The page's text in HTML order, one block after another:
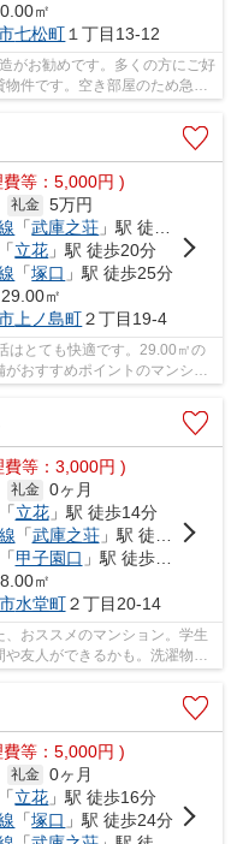
㎡
七松町１丁目13-12
がお勧めです。多くの方にご好
件です。空き部屋のため急な
等：5,000円 )
礼金 5万円
「武庫之荘 」駅 徒歩15分
「立花 」駅 徒歩20分
「塚口 」駅 徒歩25分
㎡
上ノ島町２丁目19-4
はとても快適です。29.00㎡の
おすすめポイントのマンショ
費等：3,000円 )
礼金 0ヶ月
「立花」駅 徒歩14分
「武庫之荘」駅 徒歩16分
「甲子園口 」駅 徒歩27分
㎡
水堂町２丁目20-14
おススメのマンション。学生
友人ができるかも。洗濯物や
等：5,000円 )
礼金 0ヶ月
「立花 」駅 徒歩16分
「塚口 」駅 徒歩24分